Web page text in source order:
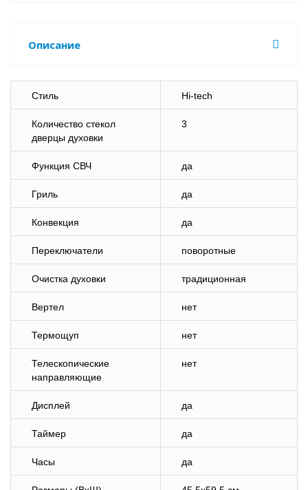
Описание
Стиль Hi-tech
Количество стекол
дверцы духовки
3
Функция СВЧ да
Гриль да
Конвекция да
Переключатели поворотные
Очистка духовки традиционная
Вертел нет
Термощуп нет
Телескопические
направляющие
нет
Дисплей да
Таймер да
Часы да